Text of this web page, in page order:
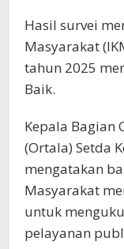
Hasil survei
Masyarakat
tahun 2025
Baik.
Kepala Bagian
(Ortala) Setda
mengatakan
Masyarakat
untuk
pelayanan